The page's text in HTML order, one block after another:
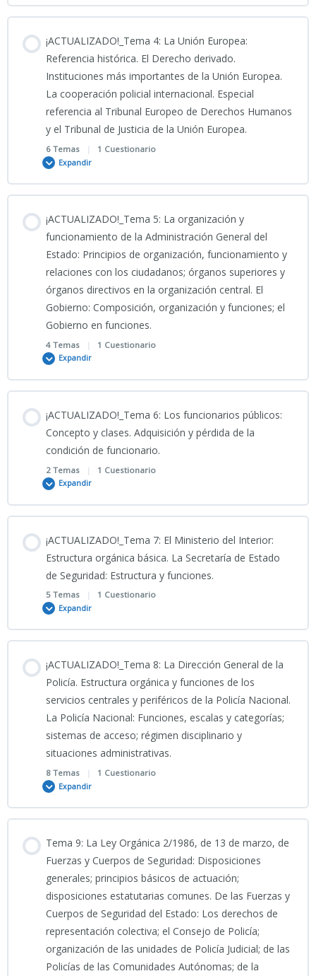
Test Tema 1 (II)
INFOGRAFÍA TEMA 2 CNP 2
TEMA 2 CNP 2026
TEST TEMA 2 CNP (I) CIENCIAS JURÍDICAS
0% COMPLETADO 0/6 Pasos
PODCAST TEMA 3 CNP
26_02_2026_Clase grabada_TEMA 3 CNP
PORTADA TEMA 3 CNP
INFOGRAFÍA TEMA 3 CNP
TEMA 3 CNP
¡ACTUALIZADO!_Tema 4: La Unión Europea:
Referencia histórica. El Derecho derivado.
Instituciones más importantes de la Unión Europea.
La cooperación policial internacional. Especial
referencia al Tribunal Europeo de Derechos Humanos
y el Tribunal de Justicia de la Unión Europea.
6 Temas | 1 Cuestionario
Expandir
0% COMPLETADO 0/6 Pasos
PODCAST TEMA 4 CNP
Clase grabada_02_03_2026_TEMA 4 CNP_LA UE
INFOFRAFÍA TEMA 4 CNP
ACTUALIZADO MARZO 2026_TEMA 4 CNP_2026
Presentación Tema 4 CNP_2026
TEST TEMA 4 CNP
¡ACTUALIZADO!_Tema 5: La organización y
funcionamiento de la Administración General del
Estado: Principios de organización, funcionamiento y
relaciones con los ciudadanos; órganos superiores y
órganos directivos en la organización central. El
Gobierno: Composición, organización y funciones; el
Gobierno en funciones.
4 Temas | 1 Cuestionario
Expandir
0% COMPLETADO 0/4 Pasos
PODCAST TEMA 5 CNP
JURÍDICAS_
5-INFOGRAFÍA TEMA 5 CNP 2
5-Presentación Tema 5 CNP_2026
TEST TEMA 5 CNP
¡ACTUALIZADO!_Tema 6: Los funcionarios públicos:
Concepto y clases. Adquisición y pérdida de la
condición de funcionario.
2 Temas | 1 Cuestionario
Expandir
0% COMPLETADO 0/2 Pasos
PODCAST TEMA 6 CNP
TEST TEMA 6 CNP
¡ACTUALIZADO!_Tema 7: El Ministerio del Interior:
Estructura orgánica básica. La Secretaría de Estado
de Seguridad: Estructura y funciones.
5 Temas | 1 Cuestionario
Expandir
0% COMPLETADO 0/5 Pasos
PODCAST TEMA 7 CNP
11/03/2026_Clase grabada Tema 7 CNP _CIENCIAS JURÍDICAS_
7-PRESENTACIÓN_Engranaje_de_la_Seguridad_Nacional 2026
7- INFO 2
TEMA 7 CNP 2026
TEST TEMA 7 CNP
¡ACTUALIZADO!_Tema 8: La Dirección General de la
Policía. Estructura orgánica y funciones de los
servicios centrales y periféricos de la Policía Nacional.
La Policía Nacional: Funciones, escalas y categorías;
sistemas de acceso; régimen disciplinario y
situaciones administrativas.
8 Temas | 1 Cuestionario
Expandir
0% COMPLETADO 0/8 Pasos
PODCAST TEMA 8 CNP
Clase grabada 1ª PARTE Tema 8 CNP “CIENCIAS JURÍDICAS_
Tema 9: La Ley Orgánica 2/1986, de 13 de marzo, de
Fuerzas y Cuerpos de Seguridad: Disposiciones
generales; principios básicos de actuación;
disposiciones estatutarias comunes. De las Fuerzas y
Cuerpos de Seguridad del Estado: Los derechos de
representación colectiva; el Consejo de Policía;
organización de las unidades de Policía Judicial; de las
Policías de las Comunidades Autónomas; de la